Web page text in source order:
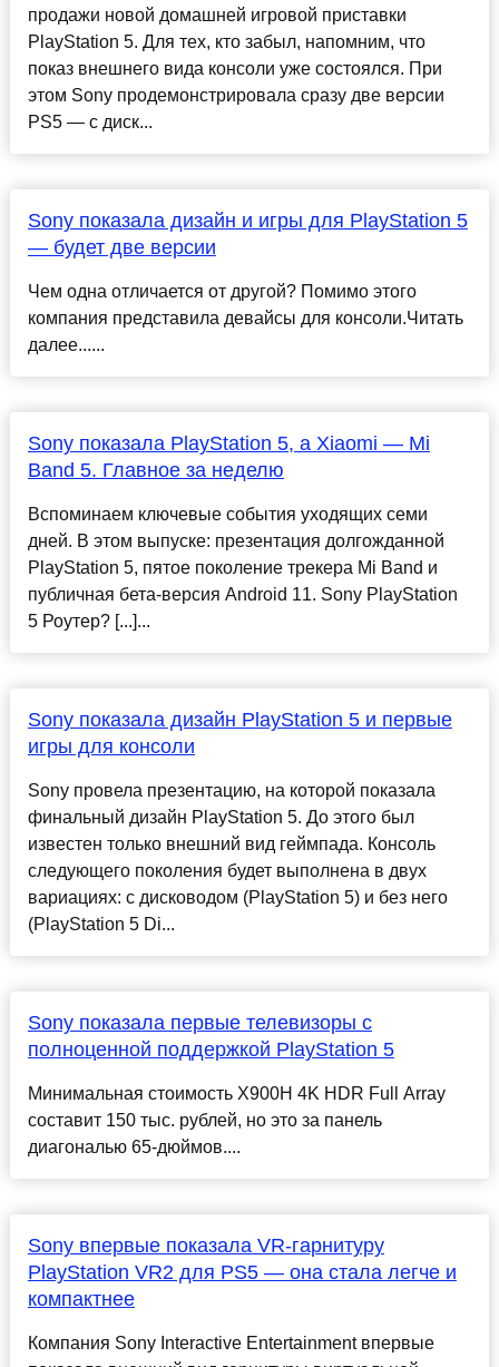
продажи новой домашней игровой приставки
PlayStation 5. Для тех, кто забыл, напомним, что
показ внешнего вида консоли уже состоялся. При
этом Sony продемонстрировала сразу две версии
PS5 — с диск...
Sony показала дизайн и игры для PlayStation 5
— будет две версии
Чем одна отличается от другой? Помимо этого
компания представила девайсы для консоли.Читать
далее......
Sony показала PlayStation 5, а Xiaomi — Mi
Band 5. Главное за неделю
Вспоминаем ключевые события уходящих семи
дней. В этом выпуске: презентация долгожданной
PlayStation 5, пятое поколение трекера Mi Band и
публичная бета-версия Android 11. Sony PlayStation
5 Роутер? [...]...
Sony показала дизайн PlayStation 5 и первые
игры для консоли
Sony провела презентацию, на которой показала
финальный дизайн PlayStation 5. До этого был
известен только внешний вид геймпада. Консоль
следующего поколения будет выполнена в двух
вариациях: с дисководом (PlayStation 5) и без него
(PlayStation 5 Di...
Sony показала первые телевизоры с
полноценной поддержкой PlayStation 5
Минимальная стоимость X900H 4K HDR Full Array
составит 150 тыс. рублей, но это за панель
диагональю 65-дюймов....
Sony впервые показала VR-гарнитуру
PlayStation VR2 для PS5 — она стала легче и
компактнее
Компания Sony Interactive Entertainment впервые